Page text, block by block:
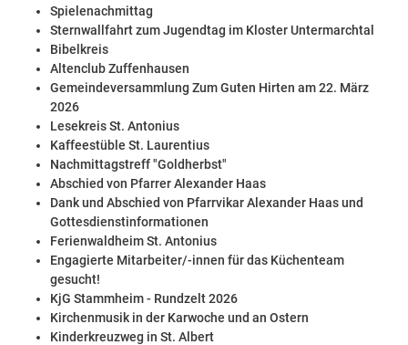
Spielenachmittag
Sternwallfahrt zum Jugendtag im Kloster Untermarchtal
Bibelkreis
Altenclub Zuffenhausen
Gemeindeversammlung Zum Guten Hirten am 22. März
2026
Lesekreis St. Antonius
Kaffeestüble St. Laurentius
Nachmittagstreff "Goldherbst"
Abschied von Pfarrer Alexander Haas
Dank und Abschied von Pfarrvikar Alexander Haas und
Gottesdienstinformationen
Ferienwaldheim St. Antonius
Engagierte Mitarbeiter/-innen für das Küchenteam
gesucht!
KjG Stammheim - Rundzelt 2026
Kirchenmusik in der Karwoche und an Ostern
Kinderkreuzweg in St. Albert